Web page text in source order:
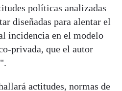
políticas analizadas
diseñadas para alentar el
incidencia en el modelo
privada, que el autor
actitudes, normas de